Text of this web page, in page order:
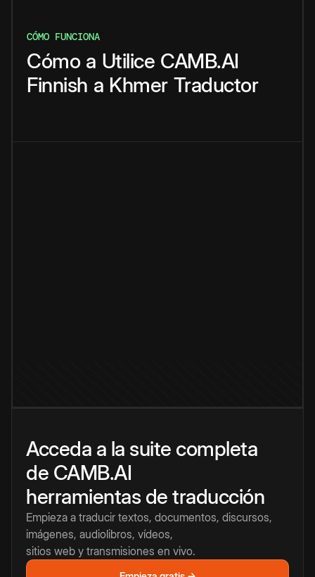
CÓMO FUNCIONA
Cómo a Utilice CAMB.AI
Finnish a Khmer Traductor
Acceda a la suite completa
de CAMB.AI
herramientas de traducción
Empieza a traducir textos, documentos, discursos,
imágenes, audiolibros, vídeos,
sitios web y transmisiones en vivo.